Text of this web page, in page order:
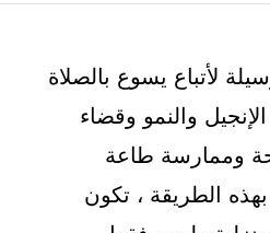
3/3 هي وسيلة لأتباع يسوع بالصلاة
والنمو وقضاء
وممارسة طاعة
الطريقة ، تكون